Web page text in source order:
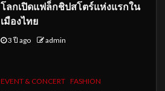
โลกเปิดแฟล็กชิปสโตร์แห่งแรกใน
เมืองไทย
3 ปี ago admin
EVENT & CONCERT FASHION